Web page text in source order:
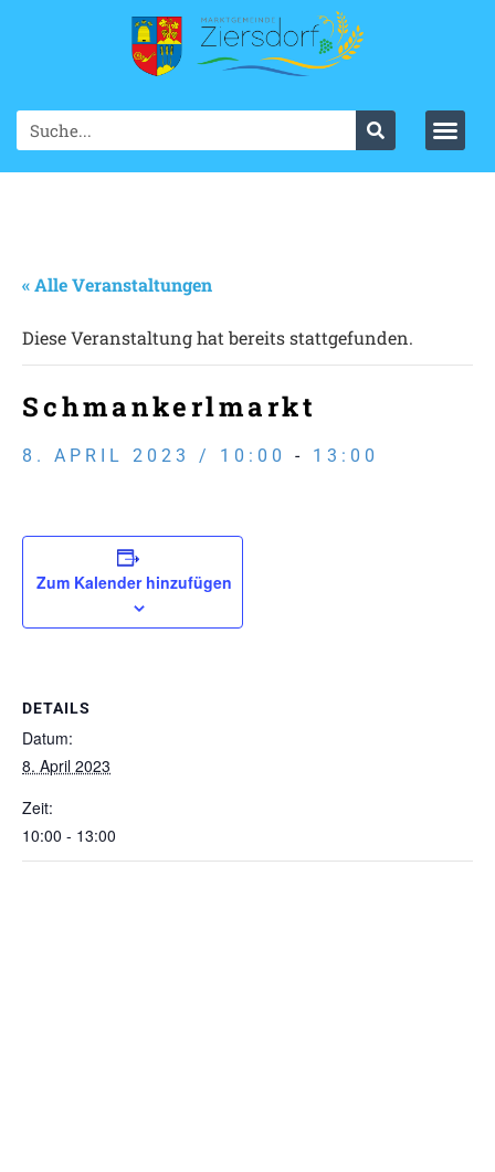
« Alle Veranstaltungen
Diese Veranstaltung hat bereits stattgefunden.
Schmankerlmarkt
8. APRIL 2023 / 10:00 - 13:00
Zum Kalender hinzufügen
DETAILS
Datum:
8. April 2023
Zeit:
10:00 - 13:00